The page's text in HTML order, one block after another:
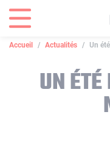
Accueil Actualités Un
UN
Panneau de gestion des